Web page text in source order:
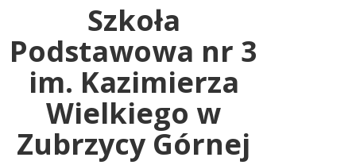
Szkoła
Podstawowa nr 3
im. Kazimierza
Wielkiego w
Zubrzycy Górnej